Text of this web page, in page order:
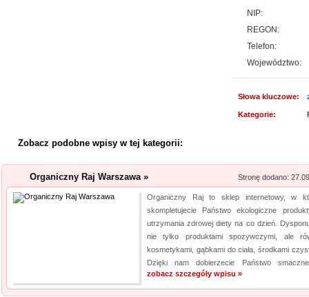
Kwant-Lab -
Jest to zarówno odzież
znajdzie dla siebie
Szpital Specjalista
Szpital Specjalista, to
poradnie, jak i oddział
NIP:
REGON:
Telefon:
Województwo:
Słowa kluczowe:
Kategorie:
Zobacz podobne wpisy w tej kategorii:
Organiczny Raj Warszawa » Stronę dodano:
Organiczny Raj to sklep internetowy, w
skompletujecie Państwo ekologiczne
utrzymania zdrowej diety na co dzień.
nie tylko produktami spożywczymi, ale
kosmetykami, gąbkami do ciała, środkami
Dzięki nam dobierzecie Państwo
zobacz szczegóły wpisu »